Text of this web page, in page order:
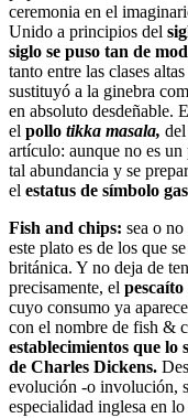
ceremonia en el
Unido a principios del
siglo se puso tan de
tanto entre las clases
sustituyó a la ginebra
en absoluto desdeñable.
el pollo tikka masala,
artículo: aunque no es
tal abundancia y se
el estatus de símbolo
Fish and chips: sea o
este plato es de los que
británica. Y no deja de
precisamente, el
cuyo consumo ya
con el nombre de fish &
establecimientos que
de Charles Dickens.
evolución -o involución,
especialidad inglesa en